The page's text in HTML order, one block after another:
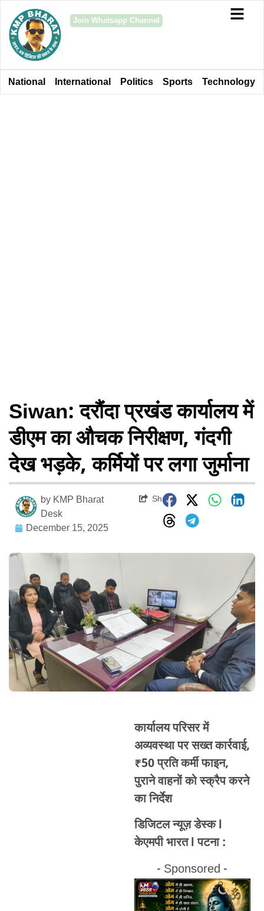
Join Whatsapp Channel
National International Politics Sports Technology
Siwan: दरौंदा प्रखंड कार्यालय में
डीएम का औचक निरीक्षण, गंदगी
देख भड़के, कर्मियों पर लगा जुर्माना
by KMP Bharat
Desk
December 15, 2025
Share
कार्यालय परिसर में
अव्यवस्था पर सख्त कार्रवाई,
₹50 प्रति कर्मी फाइन,
पुराने वाहनों को स्क्रैप करने
का निर्देश
डिजिटल न्यूज़ डेस्क l
केएमपी भारत l पटना :
- Sponsored -